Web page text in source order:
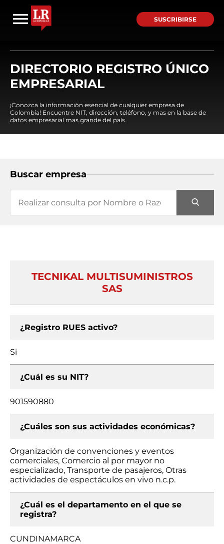
SUSCRIBIRSE
DIRECTORIO REGISTRO ÚNICO
EMPRESARIAL
¡Conozca la información esencial de cualquier empresa de
Colombia! Encuentre NIT, dirección, teléfono, y mas en la base de
datos empresarial mas grande del país.
Buscar empresa
TECNIKAL MULTISUMINISTROS
SAS
¿Registro RUES activo?
Si
¿Cuál es su NIT?
901590880
¿Cuáles son sus actividades económicas?
Organización de convenciones y eventos
comerciales, Comercio al por mayor no
especializado, Transporte de pasajeros, Otras
actividades de espectáculos en vivo n.c.p.
¿Cuál es el departamento en el que se
registra?
CUNDINAMARCA